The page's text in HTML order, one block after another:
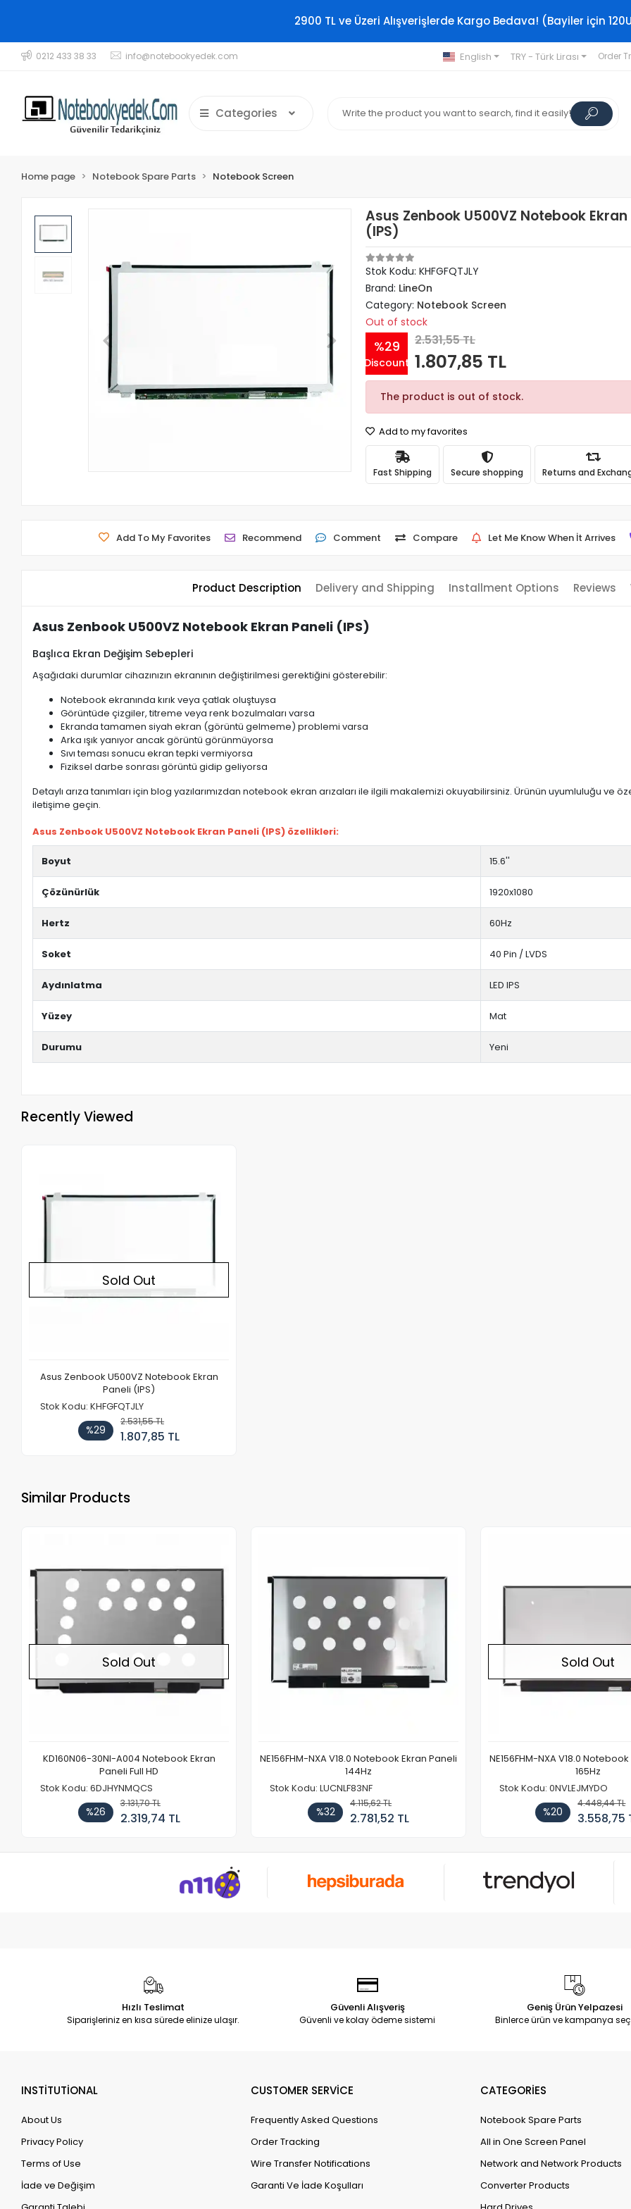
2900 TL ve Üzeri Alışverişlerde Kargo Bedava! (Bayiler için
0212 433 38 33 info@notebookyedek.com English TRY - Türk Lirası Order
Categories
Home page Notebook Spare Parts Notebook Screen
Asus Zenbook U500VZ Notebook Ekran
(IPS)
Stok Kodu: KHFGFQTJLY
Brand: LineOn
Category: Notebook Screen
Out of stock
%29
Discount
2.531,55 TL
1.807,85 TL
The product is out of stock.
Add to my favorites
Fast Shipping Secure shopping Returns and
Add To My Favorites Recommend Comment Compare Let Me Know When İt Arrives
Product Description Delivery and Shipping Installment Options Reviews
Asus Zenbook U500VZ Notebook Ekran Paneli (IPS)
Başlıca Ekran Değişim Sebepleri
Aşağıdaki durumlar cihazınızın ekranının değiştirilmesi gerektiğini gösterebilir:
Notebook ekranında kırık veya çatlak oluştuysa
Görüntüde çizgiler, titreme veya renk bozulmaları varsa
Ekranda tamamen siyah ekran (görüntü gelmeme) problemi varsa
Arka ışık yanıyor ancak görüntü görünmüyorsa
Sıvı teması sonucu ekran tepki vermiyorsa
Fiziksel darbe sonrası görüntü gidip geliyorsa
Detaylı arıza tanımları için blog yazılarımızdan notebook ekran arızaları ile ilgili makalemizi okuyabilirsiniz. Ürünün uyumluluğu
iletişime geçin.
Asus Zenbook U500VZ Notebook Ekran Paneli (IPS) özellikleri:
Boyut 15.6''
Çözünürlük 1920x1080
Hertz 60Hz
Soket 40 Pin / LVDS
Aydınlatma LED IPS
Yüzey Mat
Durumu Yeni
Recently Viewed
Sold Out
Asus Zenbook U500VZ Notebook Ekran
Paneli (IPS)
Stok Kodu: KHFGFQTJLY
%29
2.531,55 TL
1.807,85 TL
Similar Products
Sold Out
KD160N06-30NI-A004 Notebook Ekran
Paneli Full HD
Stok Kodu: 6DJHYNMQCS
%26
3.131,70 TL
2.319,74 TL
NE156FHM-NXA V18.0 Notebook Ekran Paneli
144Hz
Stok Kodu: LUCNLF83NF
%32
4.115,62 TL
2.781,52 TL
Sold Out
NE156FHM-NXA V18.0
165Hz
Stok Kodu: 0NVLEJMYDO
%20
4.448,44 TL
3.558,75
Hızlı Teslimat
Siparişleriniz en kısa sürede elinize ulaşır.
Güvenli Alışveriş
Güvenli ve kolay ödeme sistemi
Geniş Ürün Yelpazesi
Binlerce ürün ve kampanya
INSTİTUTİONAL
About Us
Privacy Policy
Terms of Use
İade ve Değişim
CUSTOMER SERVİCE
Frequently Asked Questions
Order Tracking
Wire Transfer Notifications
Garanti Ve İade Koşulları
CATEGORİES
Notebook Spare Parts
All in One Screen Panel
Network and Network Products
Converter Products